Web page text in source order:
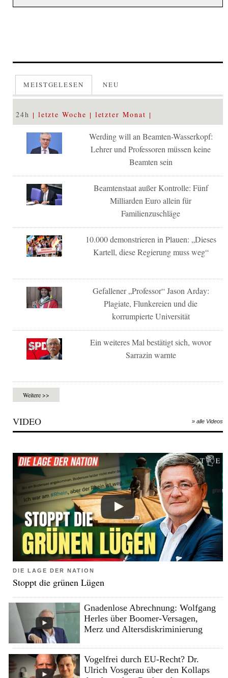
MEISTGELESEN NEU
24h letzte Woche letzter Monat
Werding will an Beamten-Wasserkopf:
Lehrer und Professoren müssen keine
Beamten sein
Beamtenstaat außer Kontrolle: Fünf
Milliarden Euro allein für
Familienzuschläge
10.000 demonstrieren in Plauen: „Dieses
Kartell, diese Regierung muss weg“
Gefallener „Professor“ Jason Arday:
Plagiate, Flunkereien und die
korrumpierte Universität
Ein weiteres Mal bestätigt sich, wovor
Sarrazin warnte
Weitere >>
VIDEO » alle Videos
DIE LAGE DER NATION
Stoppt die grünen Lügen
Gnadenlose Abrechnung: Wolfgang
Herles über Boomer-Versagen,
Merz und Altersdiskriminierung
Vogelfrei durch EU-Recht? Dr.
Ulrich Vosgerau über den Kollaps